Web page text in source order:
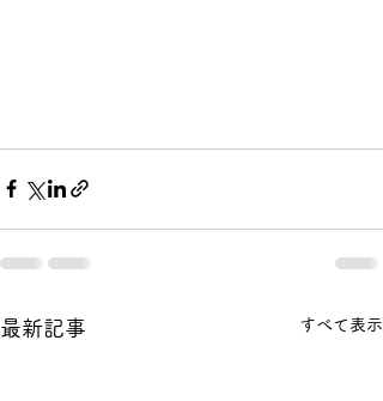
最新記事 すべて表示